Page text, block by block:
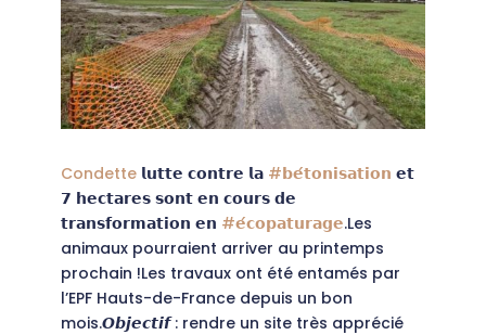
Condette 𝗹𝘂𝘁𝘁𝗲 𝗰𝗼𝗻𝘁𝗿𝗲 𝗹𝗮 #𝗯𝗲́𝘁𝗼𝗻𝗶𝘀𝗮𝘁𝗶𝗼𝗻 𝗲𝘁
𝟳 𝗵𝗲𝗰𝘁𝗮𝗿𝗲𝘀 𝘀𝗼𝗻𝘁 𝗲𝗻 𝗰𝗼𝘂𝗿𝘀 𝗱𝗲
𝘁𝗿𝗮𝗻𝘀𝗳𝗼𝗿𝗺𝗮𝘁𝗶𝗼𝗻 𝗲𝗻 #𝗲́𝗰𝗼𝗽𝗮𝘁𝘂𝗿𝗮𝗴𝗲.Les
animaux pourraient arriver au printemps
prochain !Les travaux ont été entamés par
l’EPF Hauts-de-France depuis un bon
mois.𝙊𝙗𝙟𝙚𝙘𝙩𝙞𝙛 : rendre un site très apprécié